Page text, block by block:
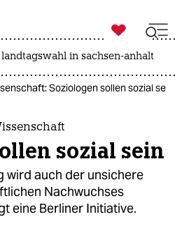
ich
ich

taz zahl ich
landtagswahl in sachsen-anhalt
Soziologen sollen sozial sein
sozial sein
wird auch der unsichere
Nachwuchses
eine Berliner Initiative.